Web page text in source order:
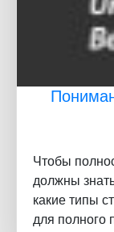
Чтобы
должны
какие типы
для полного